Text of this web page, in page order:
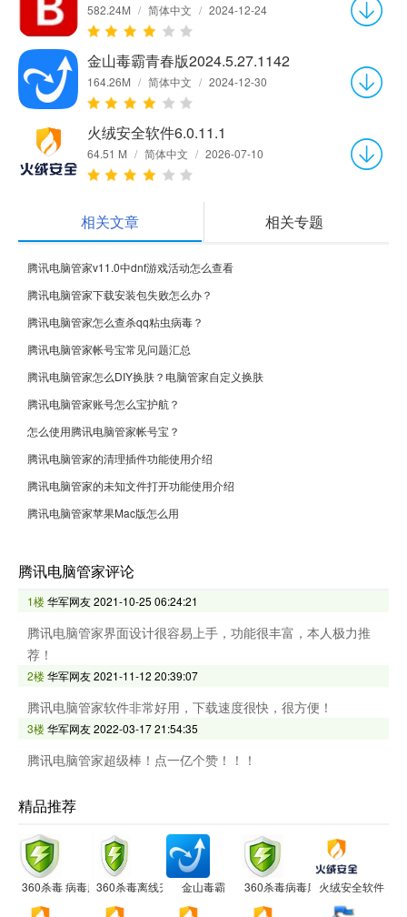
582.24M / 简体中文 / 2024-12-24
金山毒霸青春版2024.5.27.1142
164.26M / 简体中文 / 2024-12-30
火绒安全软件6.0.11.1
64.51 M / 简体中文 / 2026-07-10
相关文章 相关专题
腾讯电脑管家v11.0中dnf游戏活动怎么查看
腾讯电脑管家下载安装包失败怎么办？
腾讯电脑管家怎么查杀qq粘虫病毒？
腾讯电脑管家帐号宝常见问题汇总
腾讯电脑管家怎么DIY换肤？电脑管家自定义换肤
腾讯电脑管家账号怎么宝护航？
怎么使用腾讯电脑管家帐号宝？
腾讯电脑管家的清理插件功能使用介绍
腾讯电脑管家的未知文件打开功能使用介绍
腾讯电脑管家苹果Mac版怎么用
腾讯电脑管家评论
1楼华军网友2021-10-25 06:24:21
腾讯电脑管家界面设计很容易上手，功能很丰富，本人极力推
荐！
2楼华军网友2021-11-12 20:39:07
腾讯电脑管家软件非常好用，下载速度很快，很方便！
3楼华军网友2022-03-17 21:54:35
腾讯电脑管家超级棒！点一亿个赞！！！
精品推荐
360杀毒 病毒库360杀毒离线升级包 官方版
金山毒霸 360杀毒病毒库 火绒安全软件